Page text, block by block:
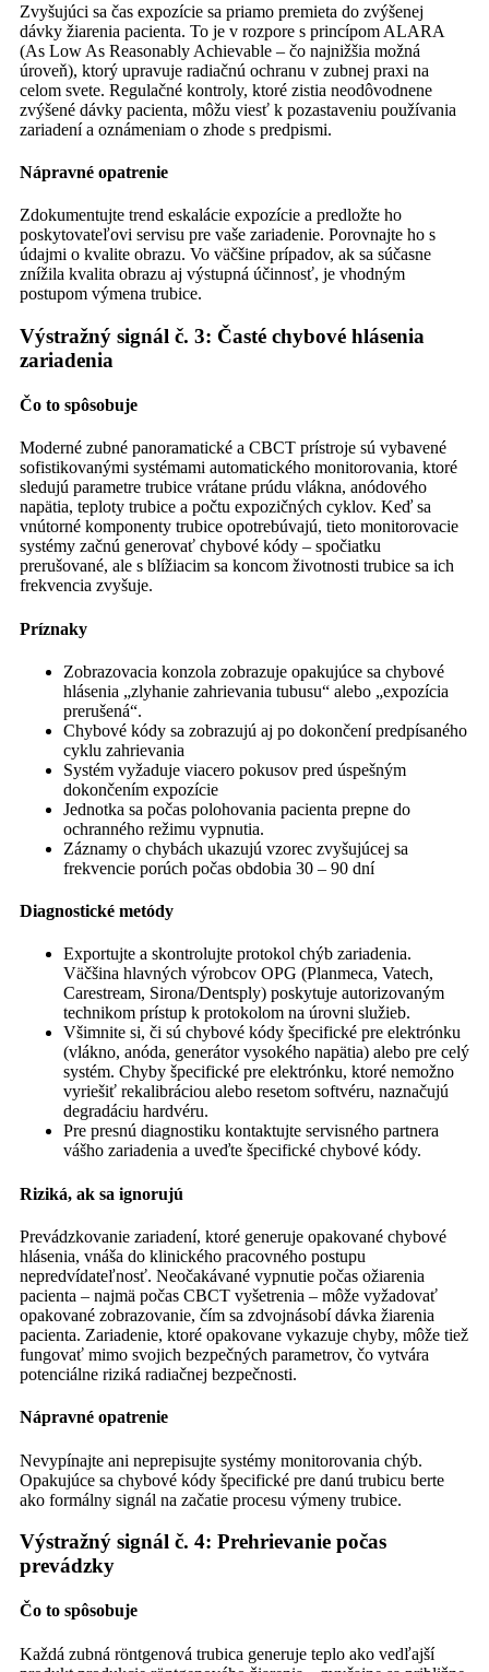
Zvyšujúci sa čas expozície sa priamo premieta do zvýšenej
dávky žiarenia pacienta. To je v rozpore s princípom ALARA
(As Low As Reasonably Achievable – čo najnižšia možná
úroveň), ktorý upravuje radiačnú ochranu v zubnej praxi na
celom svete. Regulačné kontroly, ktoré zistia neodôvodnene
zvýšené dávky pacienta, môžu viesť k pozastaveniu používania
zariadení a oznámeniam o zhode s predpismi.
Nápravné opatrenie
Zdokumentujte trend eskalácie expozície a predložte ho
poskytovateľovi servisu pre vaše zariadenie. Porovnajte ho s
údajmi o kvalite obrazu. Vo väčšine prípadov, ak sa súčasne
znížila kvalita obrazu aj výstupná účinnosť, je vhodným
postupom výmena trubice.
Výstražný signál č. 3: Časté chybové hlásenia
zariadenia
Čo to spôsobuje
Moderné zubné panoramatické a CBCT prístroje sú vybavené
sofistikovanými systémami automatického monitorovania, ktoré
sledujú parametre trubice vrátane prúdu vlákna, anódového
napätia, teploty trubice a počtu expozičných cyklov. Keď sa
vnútorné komponenty trubice opotrebúvajú, tieto monitorovacie
systémy začnú generovať chybové kódy – spočiatku
prerušované, ale s blížiacim sa koncom životnosti trubice sa ich
frekvencia zvyšuje.
Príznaky
Zobrazovacia konzola zobrazuje opakujúce sa chybové
hlásenia „zlyhanie zahrievania tubusu“ alebo „expozícia
prerušená“.
Chybové kódy sa zobrazujú aj po dokončení predpísaného
cyklu zahrievania
Systém vyžaduje viacero pokusov pred úspešným
dokončením expozície
Jednotka sa počas polohovania pacienta prepne do
ochranného režimu vypnutia.
Záznamy o chybách ukazujú vzorec zvyšujúcej sa
frekvencie porúch počas obdobia 30 – 90 dní
Diagnostické metódy
Exportujte a skontrolujte protokol chýb zariadenia.
Väčšina hlavných výrobcov OPG (Planmeca, Vatech,
Carestream, Sirona/Dentsply) poskytuje autorizovaným
technikom prístup k protokolom na úrovni služieb.
Všimnite si, či sú chybové kódy špecifické pre elektrónku
(vlákno, anóda, generátor vysokého napätia) alebo pre celý
systém. Chyby špecifické pre elektrónku, ktoré nemožno
vyriešiť rekalibráciou alebo resetom softvéru, naznačujú
degradáciu hardvéru.
Pre presnú diagnostiku kontaktujte servisného partnera
vášho zariadenia a uveďte špecifické chybové kódy.
Riziká, ak sa ignorujú
Prevádzkovanie zariadení, ktoré generuje opakované chybové
hlásenia, vnáša do klinického pracovného postupu
nepredvídateľnosť. Neočakávané vypnutie počas ožiarenia
pacienta – najmä počas CBCT vyšetrenia – môže vyžadovať
opakované zobrazovanie, čím sa zdvojnásobí dávka žiarenia
pacienta. Zariadenie, ktoré opakovane vykazuje chyby, môže tiež
fungovať mimo svojich bezpečných parametrov, čo vytvára
potenciálne riziká radiačnej bezpečnosti.
Nápravné opatrenie
Nevypínajte ani neprepisujte systémy monitorovania chýb.
Opakujúce sa chybové kódy špecifické pre danú trubicu berte
ako formálny signál na začatie procesu výmeny trubice.
Výstražný signál č. 4: Prehrievanie počas
prevádzky
Čo to spôsobuje
Každá zubná röntgenová trubica generuje teplo ako vedľajší